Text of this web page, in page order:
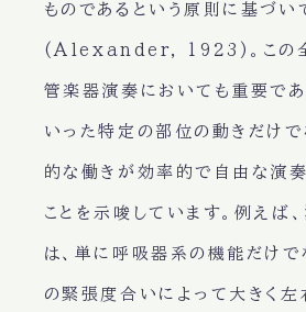
ものであるという原則に基づい
(Alexander, 1923)。この全
管楽器演奏においても重要であ
いった特定の部位の動きだけで
的な働きが効率的で自由な演
ことを示唆しています。例えば
は、単に呼吸器系の機能だけで
の緊張度合いによって大きく左